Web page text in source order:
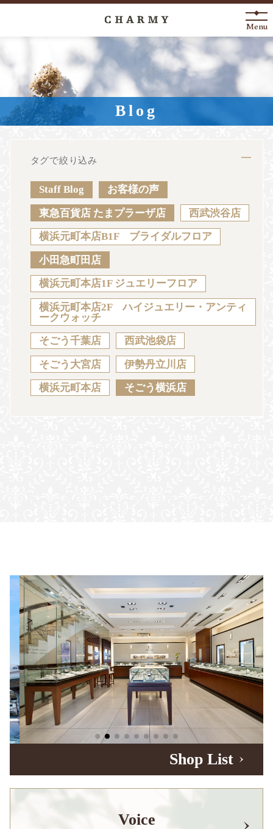
New Arrival
About
Engagement Ring
Anniversary
News Blog
Sustainability Voice Catalog
JA EN CH KO
Menu
Blog
タグで絞り込み
Staff Blog お客様の声
東急百貨店 たまプラーザ店 西武渋谷店
横浜元町本店B1F ブライダルフロア
小田急町田店
横浜元町本店1F ジュエリーフロア
横浜元町本店2F ハイジュエリー・アンティ
ークウォッチ
そごう千葉店 西武池袋店
そごう大宮店 伊勢丹立川店
横浜元町本店 そごう横浜店
Shop List
Voice